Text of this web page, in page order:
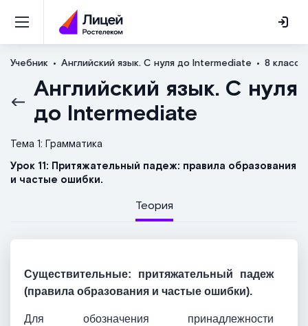
Учебник Английский язык. С нуля до Intermediate 8 класс
Английский язык. С нуля
до Intermediate
Тема 1: Грамматика
Урок 11: Притяжательный падеж: правила образования
и частые ошибки.
Теория
Существительные: притяжательный падеж
(правила образования и частые ошибки).
Для обозначения принадлежности